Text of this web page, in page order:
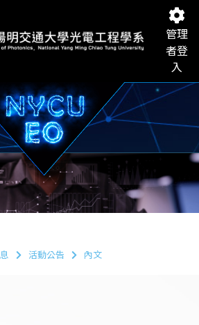
管理
者登
入
交通大學光電工程學系
活動公告 內文